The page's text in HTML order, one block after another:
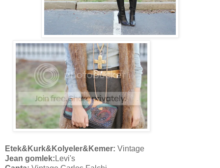
Etek&Kurk&Kolyeler&Kemer: Vintage
Jean gomlek:Levi's